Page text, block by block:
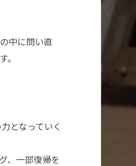
中に問い直
となっていく
、一部復帰を